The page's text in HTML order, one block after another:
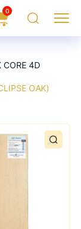
0
ПоискМеню
4D
OAK)